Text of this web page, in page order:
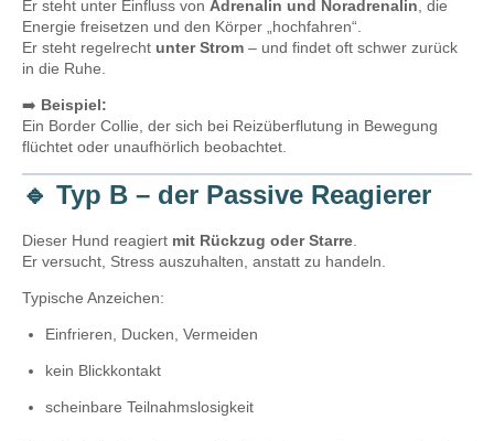
Er steht unter Einfluss von Adrenalin und Noradrenalin , die
Energie freisetzen und den Körper „hochfahren“.
Er steht regelrecht unter Strom – und findet oft schwer zurück
in die Ruhe.
➡️ Beispiel:
Ein Border Collie, der sich bei Reizüberflutung in Bewegung
flüchtet oder unaufhörlich beobachtet.
🔹 Typ B – der Passive Reagierer
Dieser Hund reagiert mit Rückzug oder Starre
Er versucht, Stress auszuhalten, anstatt zu handeln.
Typische Anzeichen:
Einfrieren, Ducken, Vermeiden
kein Blickkontakt
scheinbare Teilnahmslosigkeit